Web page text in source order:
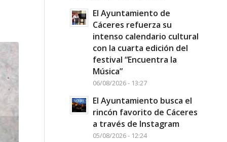
El Ayuntamiento de
Cáceres refuerza su
intenso calendario cultural
con la cuarta edición del
festival “Encuentra la
Música”
06/08/2026 - 13:27
El Ayuntamiento busca el
rincón favorito de Cáceres
a través de Instagram
05/08/2026 - 12:24